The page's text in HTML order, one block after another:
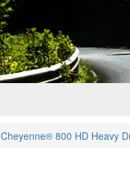
Cheyenne® 800 HD Heavy